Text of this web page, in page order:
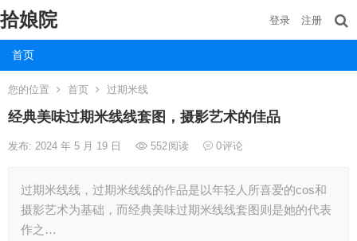
拾娘院
首页
登录 注册
您的位置 首页 过期米线
经典美味过期米线线套图，摄影艺术的佳品
发布: 2024 年 5 月 19 日 552阅读 0评论
过期米线线，过期米线线的作品是以年轻人所喜爱的cos和
摄影艺术为基础，而经典美味过期米线线套图则是她的代表
作之…